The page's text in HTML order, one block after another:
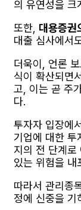
의 유연성을 크
또한, 대용증권
대출 심사에서
더욱이, 언론
식이 확산되면
고, 이는 곧 주
다.
투자자 입장에
기업에 대한 투
지의 전 단계로
있는 위험을 내
따라서 관리종
정에 신중을 기